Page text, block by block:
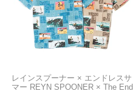
レインスプーナー × エンドレスサ
マー REYN SPOONER × The End